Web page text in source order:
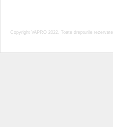
Copyright VAPRO 2022, Toate drepturile rezervate